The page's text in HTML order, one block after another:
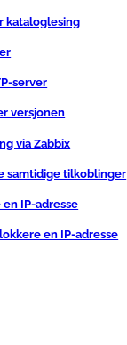
kataloglesing
server
versjonen
via Zabbix
samtidige tilkoblinger
IP-adresse
en IP-adresse